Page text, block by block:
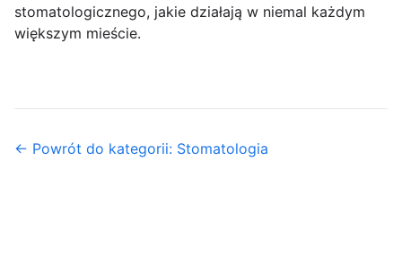
stomatologicznego, jakie działają w niemal każdym
większym mieście.
← Powrót do kategorii: Stomatologia